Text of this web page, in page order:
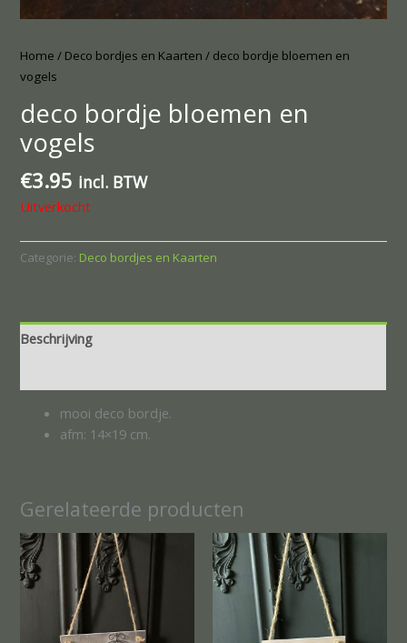
Home / Deco bordjes en Kaarten / deco bordje bloemen en
vogels
deco bordje bloemen en
vogels
€3.95 incl. BTW
Uitverkocht
Categorie: Deco bordjes en Kaarten
Beschrijving
mooi deco bordje.
afm: 14×19 cm.
Gerelateerde producten